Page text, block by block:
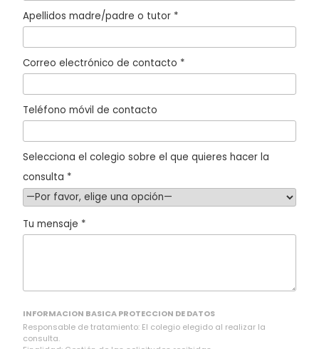
Apellidos madre/padre o tutor *
Correo electrónico de contacto *
Teléfono móvil de contacto
Selecciona el colegio sobre el que quieres hacer la
consulta *
Tu mensaje *
INFORMACION BASICA PROTECCION DE DATOS
Responsable de tratamiento: El colegio elegido al realizar la
consulta.